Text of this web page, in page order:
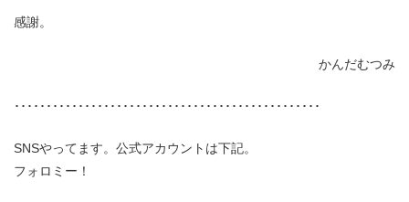
感謝。
かんだむつみ
････････････････････････････････････････････････
SNSやってます。公式アカウントは下記。
フォロミー！